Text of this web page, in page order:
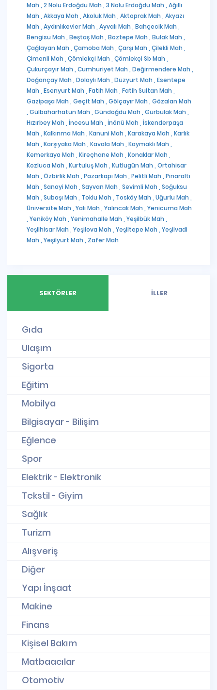
Mah , 2 Nolu Erdoğdu Mah , 3 Nolu Erdoğdu Mah , Ağıllı
Mah , Akkaya Mah , Akoluk Mah , Aktoprak Mah , Akyazı
Mah , Aydınlıkevler Mah , Ayvalı Mah , Bahçecik Mah ,
Bengisu Mah , Beştaş Mah , Boztepe Mah , Bulak Mah ,
Çağlayan Mah , Çamoba Mah , Çarşı Mah , Çilekli Mah ,
Çimenli Mah , Çömlekçi Mah , Çömlekçi Sb Mah ,
Çukurçayır Mah , Cumhuriyet Mah , Değirmendere Mah ,
Doğançay Mah , Dolaylı Mah , Düzyurt Mah , Esentepe
Mah , Esenyurt Mah , Fatih Mah , Fatih Sultan Mah ,
Gazipaşa Mah , Geçit Mah , Gölçayır Mah , Gözalan Mah
Gülbaharhatun Mah , Gündoğdu Mah , Gürbulak Mah ,
Hızırbey Mah , İncesu Mah , İnönü Mah , İskenderpaşa
Mah , Kalkınma Mah , Kanuni Mah , Karakaya Mah , Karlık
Mah , Karşıyaka Mah , Kavala Mah , Kaymaklı Mah ,
Kemerkaya Mah , Kireçhane Mah , Konaklar Mah ,
Kozluca Mah , Kurtuluş Mah , Kutlugün Mah , Ortahisar
Mah , Özbirlik Mah , Pazarkapı Mah , Pelitli Mah , Pınaraltı
Mah , Sanayi Mah , Sayvan Mah , Sevimli Mah , Soğuksu
Mah , Subaşı Mah , Toklu Mah , Tosköy Mah , Uğurlu Mah ,
Üniversite Mah , Yalı Mah , Yalıncak Mah , Yenicuma Mah
Yeniköy Mah , Yenimahalle Mah , Yeşilbük Mah ,
Yeşilhisar Mah , Yeşilova Mah , Yeşiltepe Mah , Yeşilvadi
Mah , Yeşilyurt Mah , Zafer Mah
SEKTÖRLER İLLER
Gıda
Ulaşım
Sigorta
Eğitim
Mobilya
Bilgisayar - Bilişim
Eğlence
Spor
Elektrik - Elektronik
Tekstil - Giyim
Sağlık
Turizm
Alışveriş
Diğer
Yapı İnşaat
Makine
Finans
Kişisel Bakım
Matbaacılar
Otomotiv